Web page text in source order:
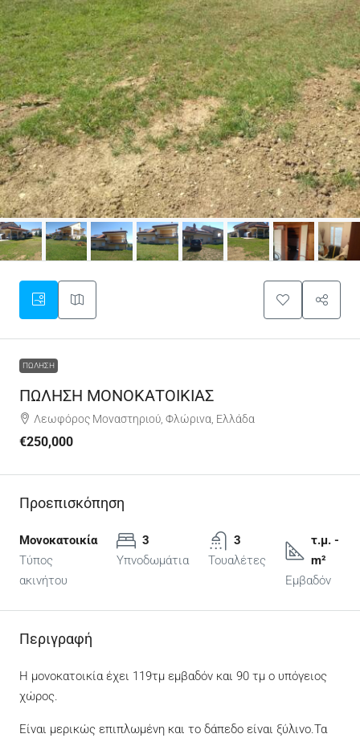
ΠΏΛΗΣΗ
ΠΩΛΗΣΗ ΜΟΝΟΚΑΤΟΙΚΙΑΣ
Λεωφόρος Μοναστηριού, Φλώρινα, Ελλάδα
€250,000
Προεπισκόπηση
Μονοκατοικία
Τύπος
ακινήτου
3
Υπνοδωμάτια
3
Τουαλέτες
τ.μ. -
m²
Εμβαδόν
Περιγραφή
Η μονοκατοικία έχει 119τμ εμβαδόν και 90 τμ ο υπόγειος
χώρος.
Είναι μερικώς επιπλωμένη και το δάπεδο είναι ξύλινο.Τα